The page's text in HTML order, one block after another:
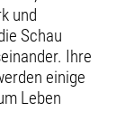
und
Schau
Ihre
einige
Leben